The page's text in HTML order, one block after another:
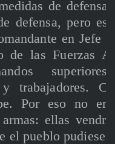
de
defensa, pero
en Jefe
de las Fuerzas
y trabajadores.
Por eso no
ellas
el pueblo pudiese